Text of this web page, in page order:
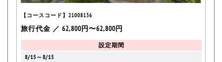
【コースコード】21008136
旅行代金 ／ 62,800円〜62,800円
設定期間
8/15～8/15